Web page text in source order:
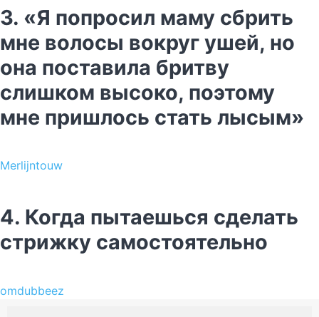
3. «Я попросил маму сбрить
мне волосы вокруг ушей, но
она поставила бритву
слишком высоко, поэтому
мне пришлось стать лысым»
Merlijntouw
4. Когда пытаешься сделать
стрижку самостоятельно
omdubbeez